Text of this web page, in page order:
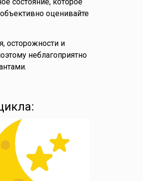
оценивайте
осторожности и
неблагоприятно